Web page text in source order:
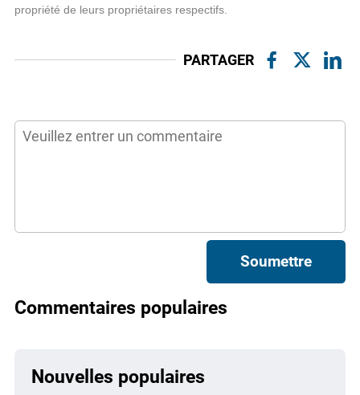
propriété de leurs propriétaires respectifs.
PARTAGER
Soumettre
Commentaires populaires
Nouvelles populaires